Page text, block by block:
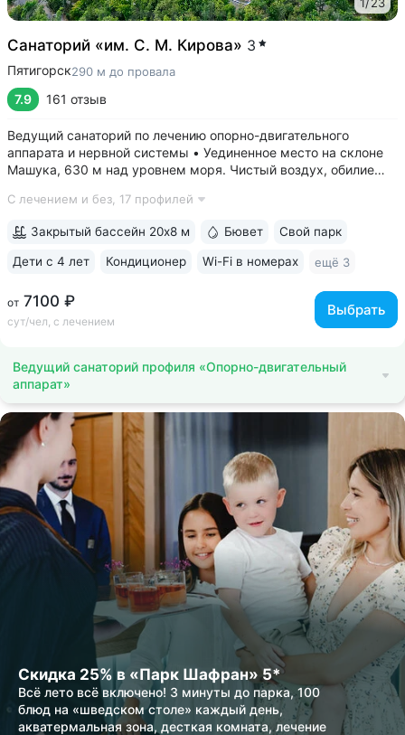
Санаторий «им. С. М. Кирова» 3
Пятигорск290 м до провала
7.9 161 отзыв
Ведущий санаторий по лечению опорно-двигательного
аппарата и нервной системы • Уединенное место на склоне
Машука, 630 м над уровнем моря. Чистый воздух, обилие
«Бесстыжие ванны», бювета источника № 24. Прямой выход
С лечением и без, 17 профилей
от 7100 ₽
сут/чел, с лечением
Выбрать
Закрытый бассейн 20х8 м Бювет Свой парк
Дети с 4 лет Кондиционер Wi-Fi в номерах ещё 3
Ведущий санаторий профиля «Опорно-двигательный
аппарат»
Скидка 25% в «Парк Шафран» 5*
Всё лето всё включено! 3 минуты до парка, 100
блюд на «шведском столе» каждый день,
акватермальная зона, десткая комната, лечение